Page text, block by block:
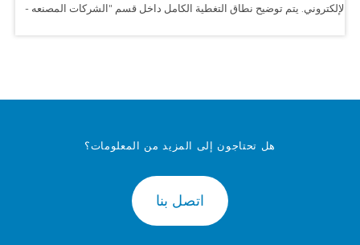
-
هل تحتاجون إلى المزيد من المعلومات؟
اتصل بنا